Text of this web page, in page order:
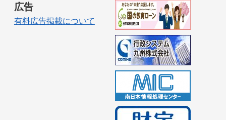
広告
有料広告掲載について